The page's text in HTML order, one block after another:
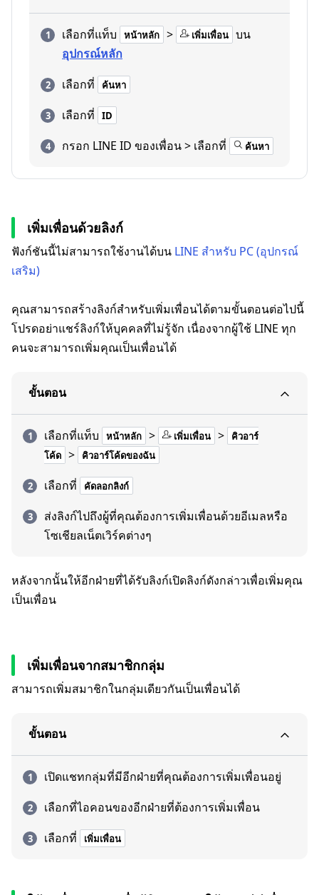
เลือกที่แท็บ หน้าหลัก > เพิ่มเพื่อน บน
อุปกรณ์หลัก
เลือกที่
ค้นหา
เลือกที่ ID
กรอก LINE ID ของเพื่อน > เลือกที่ ค้นหา
เพิ่มเพื่อนด้วยลิงก์
ฟังก์ชันนี้ไม่สามารถใช้งานได้บน LINE สำหรับ PC (อุปกรณ์
เสริม)
คุณสามารถสร้างลิงก์สำหรับเพิ่มเพื่อนได้ตามขั้นตอนต่อไปนี้
โปรดอย่าแชร์ลิงก์ให้บุคคลที่ไม่รู้จัก เนื่องจากผู้ใช้ LINE ทุก
คนจะสามารถเพิ่มคุณเป็นเพื่อนได้
ขั้นตอน
เลือกที่แท็บ หน้าหลัก > เพิ่มเพื่อน >
คิวอาร์
โค้ด > คิวอาร์โค้ดของฉัน
เลือกที่ คัดลอกลิงก์
ส่งลิงก์ไปถึงผู้ที่คุณต้องการเพิ่มเพื่อนด้วยอีเมลหรือ
โซเชียลเน็ตเวิร์คต่างๆ
หลังจากนั้นให้อีกฝ่ายที่ได้รับลิงก์เปิดลิงก์ดังกล่าวเพื่อเพิ่มคุณ
เป็นเพื่อน
เพิ่มเพื่อนจากสมาชิกกลุ่ม
สามารถเพิ่มสมาชิกในกลุ่มเดียวกันเป็นเพื่อนได้
ขั้นตอน
เปิดแชทกลุ่มที่มีอีกฝ่ายที่คุณต้องการเพิ่มเพื่อนอยู่
เลือกที่ไอคอนของอีกฝ่ายที่ต้องการเพิ่มเพื่อน
เลือกที่
เพิ่มเพื่อน